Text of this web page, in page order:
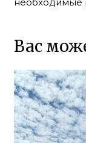
необходимые
Вас